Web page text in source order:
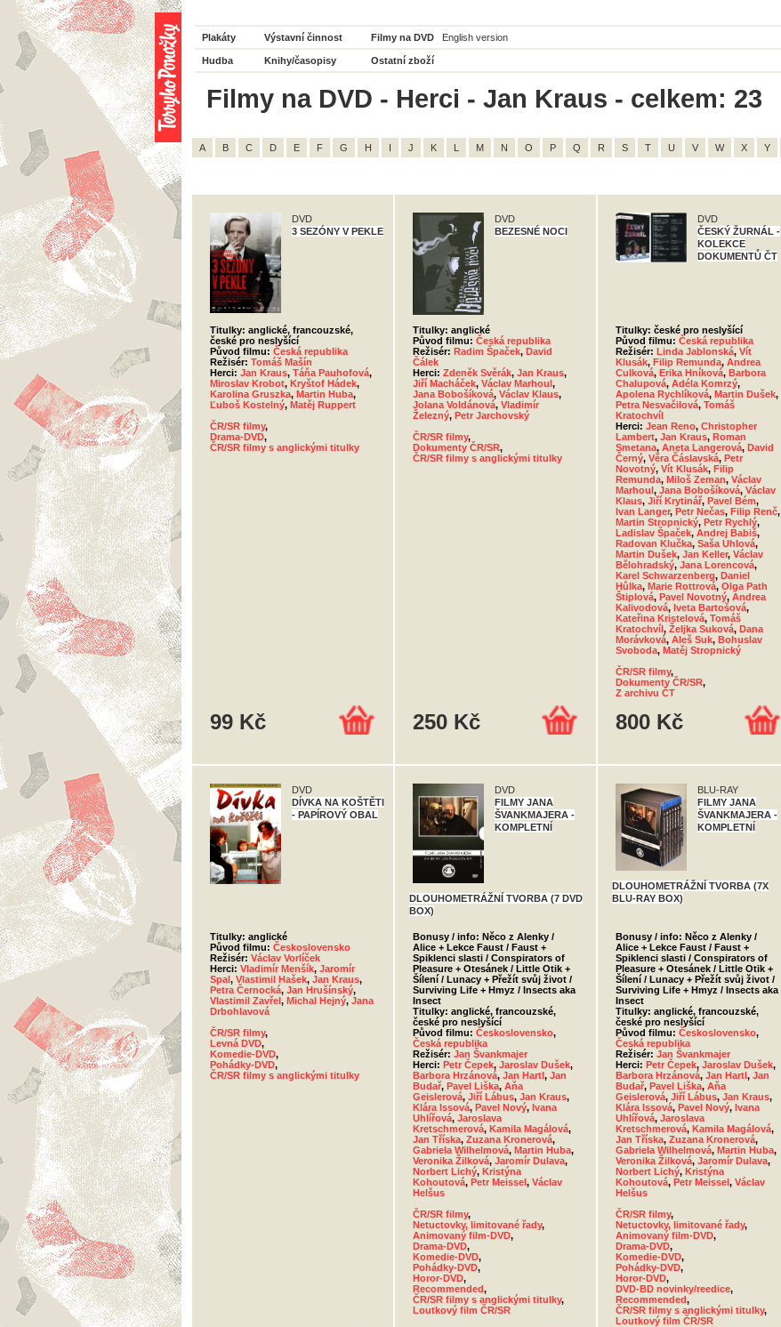
Plakáty Výstavní činnost Filmy na DVD English version
Hudba Knihy/časopisy Ostatní zboží
Filmy na DVD - Herci - Jan Kraus - celkem: 23
A B C D E F G H I J K L M N O P Q R S T U V W X Y
DVD
3 SEZÓNY V PEKLE
Titulky: anglické, francouzské,
české pro neslyšící
Původ filmu: Česká republika
Režisér: Tomáš Mašín
Herci: Jan Kraus, Táňa Pauhofová,
Miroslav Krobot, Kryštof Hádek,
Karolina Gruszka, Martin Huba,
Ľuboš Kostelný, Matěj Ruppert
ČR/SR filmy,
Drama-DVD,
ČR/SR filmy s anglickými titulky
99 Kč
DVD
BEZESNÉ NOCI
Titulky: anglické
Původ filmu: Česká republika
Režisér: Radim Špaček, David
Čálek
Herci: Zdeněk Svěrák, Jan Kraus,
Jiří Macháček, Václav Marhoul,
Jana Bobošíková, Václav Klaus,
Jolana Voldánová, Vladimír
Železný, Petr Jarchovský
ČR/SR filmy,
Dokumenty ČR/SR,
ČR/SR filmy s anglickými titulky
250 Kč
DVD
ČESKÝ ŽURNÁL -
KOLEKCE
DOKUMENTŮ ČT
Titulky: české pro neslyšící
Původ filmu: Česká republika
Režisér: Linda Jablonská, Vít
Klusák, Filip Remunda, Andrea
Culková, Erika Hníková, Barbora
Chalupová, Adéla Komrzý,
Apolena Rychlíková, Martin Dušek,
Petra Nesvačilová, Tomáš
Kratochvíl
Herci: Jean Reno, Christopher
Lambert, Jan Kraus, Roman
Smetana, Aneta Langerová, David
Černý, Věra Čáslavská, Petr
Novotný, Vít Klusák, Filip
Remunda, Miloš Zeman, Václav
Marhoul, Jana Bobošíková, Václav
Klaus, Jiří Krytinář, Pavel Bém,
Ivan Langer, Petr Nečas, Filip Renč,
Martin Stropnický, Petr Rychlý,
Ladislav Špaček, Andrej Babiš,
Radovan Klučka, Saša Uhlová,
Martin Dušek, Jan Keller, Václav
Bělohradský, Jana Lorencová,
Karel Schwarzenberg, Daniel
Hůlka, Marie Rottrová, Olga Path
Štiplová, Pavel Novotný, Andrea
Kalivodová, Iveta Bartošová,
Kateřina Kristelová, Tomáš
Kratochvíl, Željka Suková, Dana
Morávková, Aleš Suk, Bohuslav
Svoboda, Matěj Stropnický
ČR/SR filmy,
Dokumenty ČR/SR,
Z archivu ČT
800 Kč
DVD
DÍVKA NA KOŠTĚTI
- PAPÍROVÝ OBAL
Titulky: anglické
Původ filmu: Československo
Režisér: Václav Vorlíček
Herci: Vladimír Menšík, Jaromír
Spal, Vlastimil Hašek, Jan Kraus,
Petra Černocká, Jan Hrušínský,
Vlastimil Zavřel, Michal Hejný, Jana
Drbohlavová
ČR/SR filmy,
Levná DVD,
Komedie-DVD,
Pohádky-DVD,
ČR/SR filmy s anglickými titulky
DVD
FILMY JANA
ŠVANKMAJERA -
KOMPLETNÍ
DLOUHOMETRÁŽNÍ TVORBA (7 DVD
BOX)
Bonusy / info: Něco z Alenky /
Alice + Lekce Faust / Faust +
Spiklenci slasti / Conspirators of
Pleasure + Otesánek / Little Otik +
Šílení / Lunacy + Přežít svůj život /
Surviving Life + Hmyz / Insects aka
Insect
Titulky: anglické, francouzské,
české pro neslyšící
Původ filmu: Československo,
Česká republika
Režisér: Jan Švankmajer
Herci: Petr Čepek, Jaroslav Dušek,
Barbora Hrzánová, Jan Hartl, Jan
Budař, Pavel Liška, Aňa
Geislerová, Jiří Lábus, Jan Kraus,
Klára Issová, Pavel Nový, Ivana
Uhlířová, Jaroslava
Kretschmerová, Kamila Magálová,
Jan Tříska, Zuzana Kronerová,
Gabriela Wilhelmová, Martin Huba,
Veronika Žilková, Jaromír Dulava,
Norbert Lichý, Kristýna
Kohoutová, Petr Meissel, Václav
Helšus
ČR/SR filmy,
Netuctovky, limitované řady,
Animovaný film-DVD,
Drama-DVD,
Komedie-DVD,
Pohádky-DVD,
Horor-DVD,
Recommended,
ČR/SR filmy s anglickými titulky,
Loutkový film ČR/SR
BLU-RAY
FILMY JANA
ŠVANKMAJERA -
KOMPLETNÍ
DLOUHOMETRÁŽNÍ TVORBA (7X
BLU-RAY BOX)
Bonusy / info: Něco z Alenky /
Alice + Lekce Faust / Faust +
Spiklenci slasti / Conspirators of
Pleasure + Otesánek / Little Otik +
Šílení / Lunacy + Přežít svůj život /
Surviving Life + Hmyz / Insects aka
Insect
Titulky: anglické, francouzské,
české pro neslyšící
Původ filmu: Československo,
Česká republika
Režisér: Jan Švankmajer
Herci: Petr Čepek, Jaroslav Dušek,
Barbora Hrzánová, Jan Hartl, Jan
Budař, Pavel Liška, Aňa
Geislerová, Jiří Lábus, Jan Kraus,
Klára Issová, Pavel Nový, Ivana
Uhlířová, Jaroslava
Kretschmerová, Kamila Magálová,
Jan Tříska, Zuzana Kronerová,
Gabriela Wilhelmová, Martin Huba,
Veronika Žilková, Jaromír Dulava,
Norbert Lichý, Kristýna
Kohoutová, Petr Meissel, Václav
Helšus
ČR/SR filmy,
Netuctovky, limitované řady,
Animovaný film-DVD,
Drama-DVD,
Komedie-DVD,
Pohádky-DVD,
Horor-DVD,
DVD-BD novinky/reedice,
Recommended,
ČR/SR filmy s anglickými titulky,
Loutkový film ČR/SR